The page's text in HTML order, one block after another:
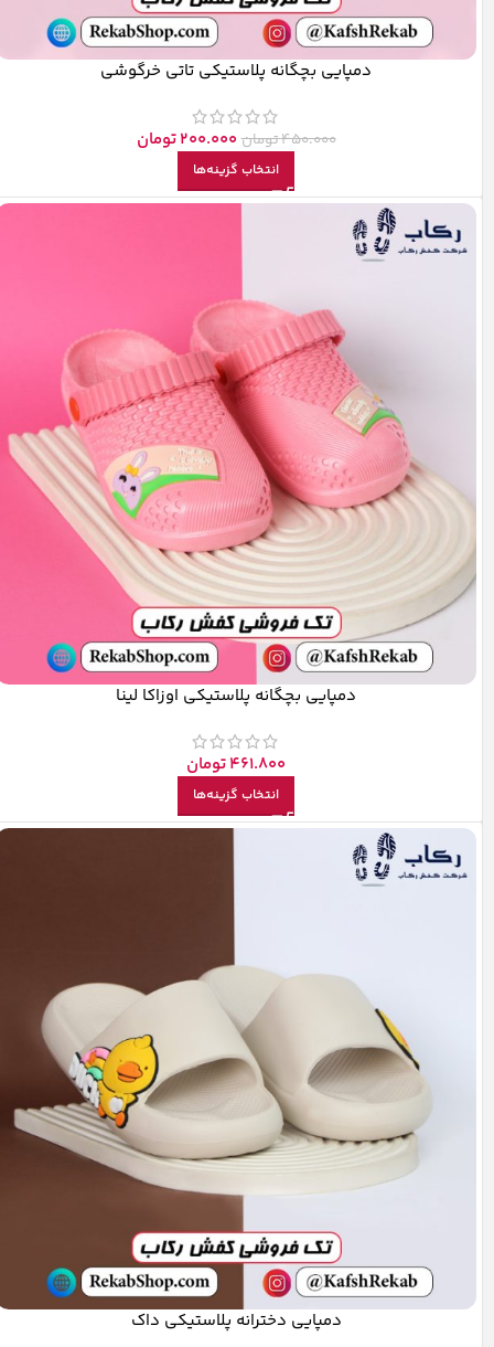
دمپایی بچگانه پلاستیکی تاتی خرگوشی
450.000تومان 200.000تومان
انتخاب گزینه‌ها
دمپایی بچگانه پلاستیکی اوزاکا لینا
461.800تومان
انتخاب گزینه‌ها
دمپایی دخترانه پلاستیکی داک